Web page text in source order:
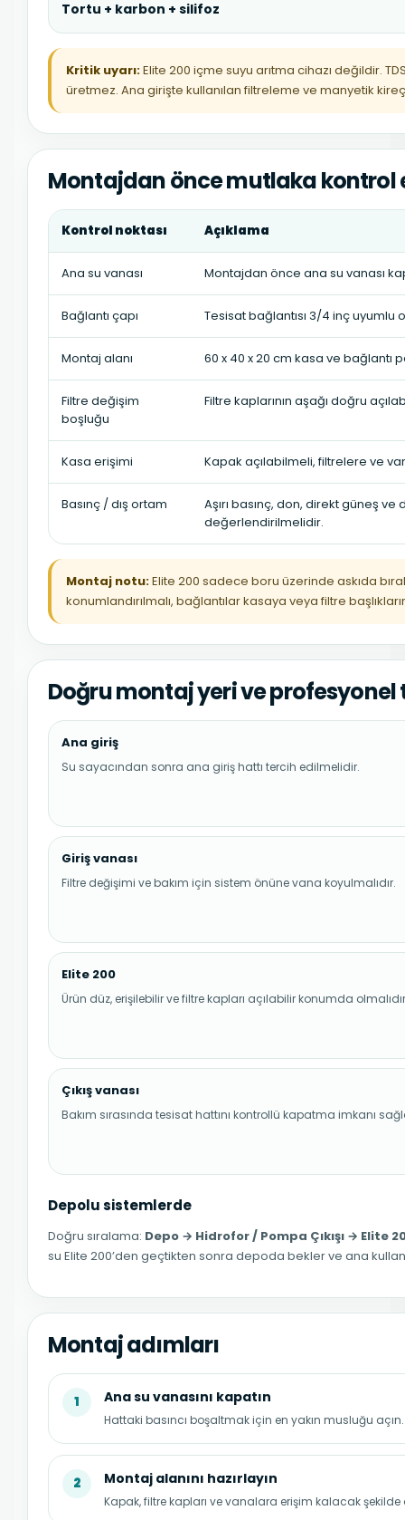
Tortu + karbon + silifoz
Kritik uyarı:Elite 200 içme suyu arıtma cihazı değildir.
üretmez. Ana girişte kullanılan filtreleme ve manyetik
Montajdan önce mutlaka kontrol
Kontrol noktası Açıklama
Ana su vanası Montajdan önce ana su vanası
Bağlantı çapı Tesisat bağlantısı 3/4 inç uyumlu
Montaj alanı 60 x 40 x 20 cm kasa ve bağlantı
Filtre değişim
boşluğu
Filtre kaplarının aşağı doğru
Kasa erişimi Kapak açılabilmeli, filtrelere ve
Basınç / dış ortam
Aşırı basınç, don, direkt güneş
değerlendirilmelidir.
Montaj notu:Elite 200 sadece boru üzerinde askıda
konumlandırılmalı, bağlantılar kasaya veya filtre
Doğru montaj yeri ve profesyonel
Ana giriş
Su sayacından sonra ana giriş hattı tercih edilmelidir.
Giriş vanası
Filtre değişimi ve bakım için sistem önüne vana koyulmalıdır.
Elite 200
Ürün düz, erişilebilir ve filtre kapları açılabilir konumda
Çıkış vanası
Bakım sırasında tesisat hattını kontrollü kapatma imkanı
Depolu sistemlerde
Doğru sıralama: Depo → Hidrofor / Pompa Çıkışı → Elite
su Elite 200’den geçtikten sonra depoda bekler ve ana
Montaj adımları
1 Ana su vanasını kapatın
Hattaki basıncı boşaltmak için en yakın musluğu açın.
2 Montaj alanını hazırlayın
Kapak, filtre kapları ve vanalara erişim kalacak şekilde